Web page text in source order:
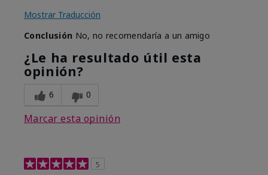
Mostrar Traducción
Conclusión No, no recomendaría a un amigo
¿Le ha resultado útil esta
opinión?
6 0
Marcar esta opinión
5